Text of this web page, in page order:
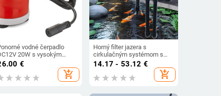
vodné čerpadlo
20W s vysokým
20FT, fontánové
bezkefové DC
€
add_shopping_cart
Horný filter jazera s
cirkulačným systémom s
turnover boxom a kvapkacím
konštrukcia — Žiadny dovoz
14.17 - 53.12 €
add_shopping_cart